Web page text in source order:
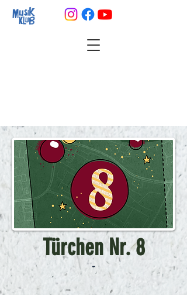
Türchen Nr. 8
-